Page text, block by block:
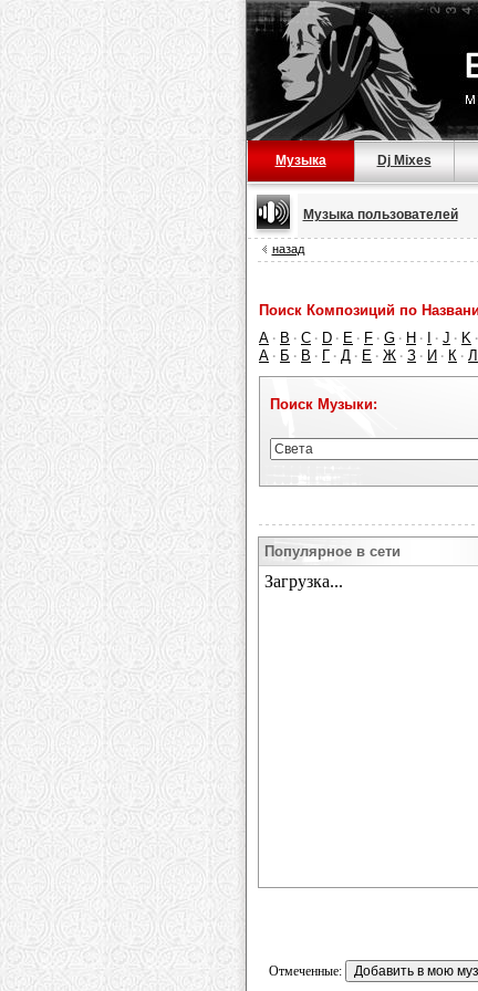
Музыка Dj Mixes
Музыка пользователей
назад
Поиск Композиций по
A · B · C · D · E · F · G · H · · J · K ·
А · Б · В · Г · Д · Е · Ж · З · И · К · Л
Поиск Музыки:
Популярное в сети
Отмеченные: